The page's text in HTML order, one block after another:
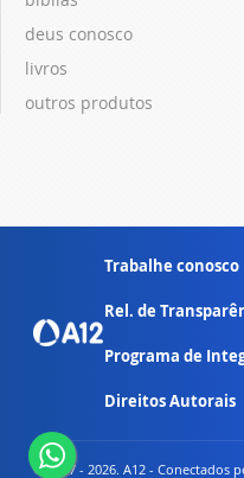
deus conosco
livros
outros produtos
Trabalhe conosco
Rel. de
Programa de
Direitos Autorais
© 2007 - 2026. A12 - Conectados